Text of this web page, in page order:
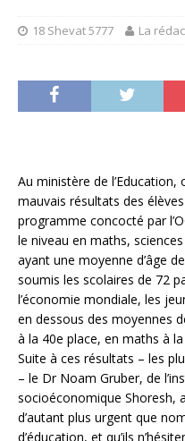
18 Shevat 5777 La
Au ministère de l’Education,
mauvais résultats des
programme concocté par
le niveau en maths,
ayant une moyenne d’âge
soumis les scolaires de 72
l’économie mondiale, les
en dessous des moyennes
à la 40e place, en maths à
Suite à ces résultats – les
– le Dr Noam Gruber, de
socioéconomique Shoresh,
d’autant plus urgent que
d’éducation, et qu’ils